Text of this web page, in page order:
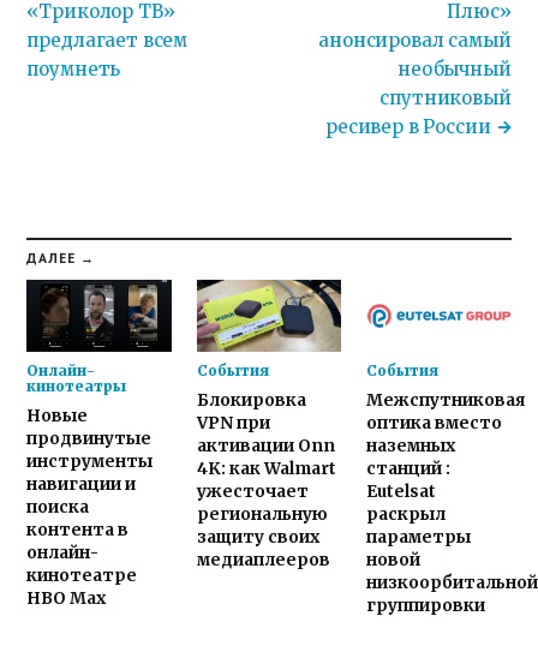
«Триколор ТВ»
предлагает всем
поумнеть
Плюс»
анонсировал самый
необычный
спутниковый
ресивер в России
ДАЛЕЕ →
Онлайн-
кинотеатры
Новые
продвинутые
инструменты
навигации и
поиска
контента в
онлайн-
кинотеатре
HBO Max
События
Блокировка
VPN при
активации Onn
4K: как Walmart
ужесточает
региональную
защиту своих
медиаплееров
События
Межспутниковая
оптика вместо
наземных
станций :
Eutelsat
раскрыл
параметры
новой
низкоорбитальной
группировки